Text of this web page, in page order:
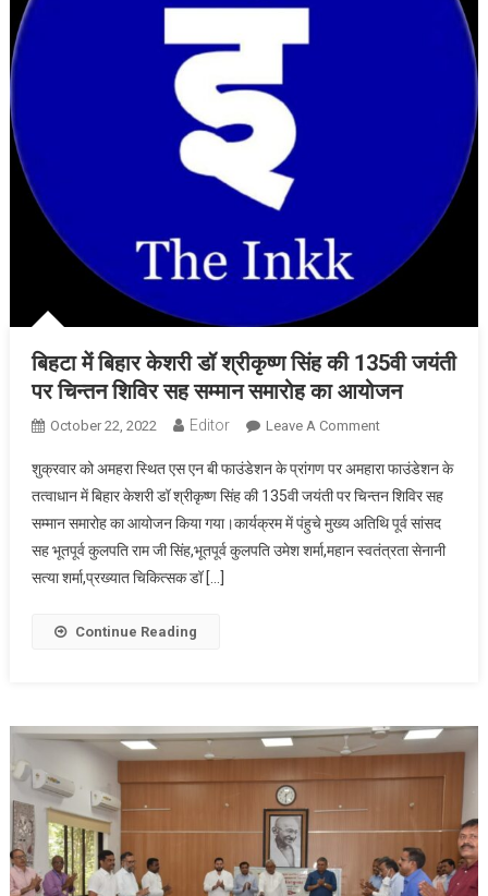
बिहटा में बिहार केशरी डॉ श्रीकृष्ण सिंह की 135वी जयंती
पर चिन्तन शिविर सह सम्मान समारोह का आयोजन
October 22, 2022 Editor Leave A CommentOn
में
बिहार
केशरी
डॉ
चिन्तन
शिविर
सह
सम्मान
आयोजन
शुक्रवार को अमहरा स्थित एस एन बी फाउंडेशन के प्रांगण पर अमहारा फाउंडेशन के
तत्वाधान में बिहार केशरी डॉ श्रीकृष्ण सिंह की 135वी जयंती पर चिन्तन शिविर सह
सम्मान समारोह का आयोजन किया गया।कार्यक्रम में पंहुचे मुख्य अतिथि पूर्व सांसद
सह भूतपूर्व कुलपति राम जी सिंह,भूतपूर्व कुलपति उमेश शर्मा,महान स्वतंत्रता सेनानी
सत्या शर्मा,प्रख्यात चिकित्सक डॉ […]
Continue Reading